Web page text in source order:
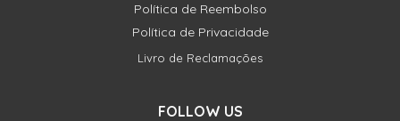
Política de Reembolso
Política de Privacidade
Livro de Reclamações
FOLLOW US